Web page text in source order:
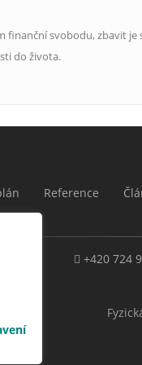
finanční svobodu, zbavit
do života.
Reference
+420 724